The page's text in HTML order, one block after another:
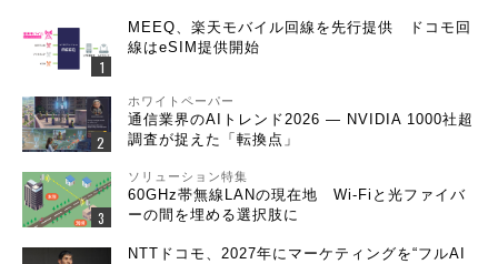
MEEQ、楽天モバイル回線を先行提供 ドコモ回
線はeSIM提供開始
ホワイトペーパー
通信業界のAIトレンド2026 ― NVIDIA 1000社超
調査が捉えた「転換点」
ソリューション特集
60GHz帯無線LANの現在地 Wi-Fiと光ファイバ
ーの間を埋める選択肢に
NTTドコモ、2027年にマーケティングを“フルAI